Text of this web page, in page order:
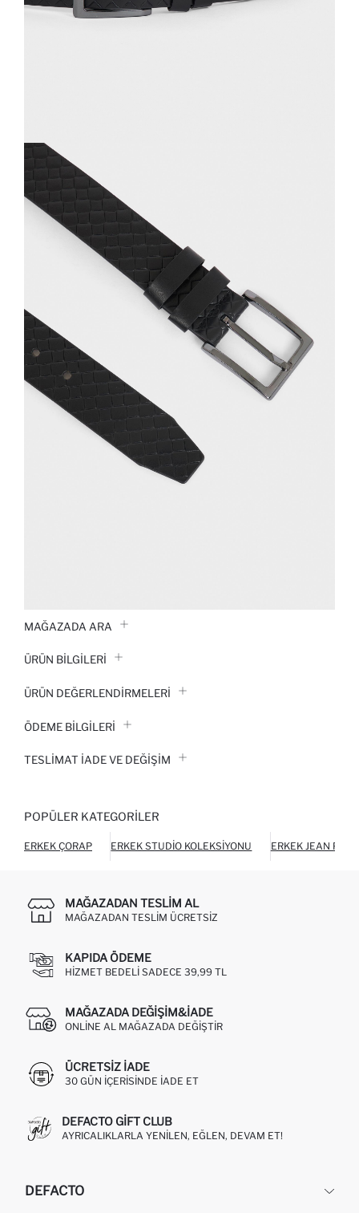
MAĞAZADA ARA
ÜRÜN BILGILERI
ÜRÜN DEĞERLENDİRMELERİ
ÖDEME BİLGİLERİ
TESLIMAT İADE VE DEĞIŞIM
POPÜLER KATEGORILER
ERKEK ÇORAP ERKEK STUDIO KOLEKSIYONU ERKEK JEAN
MAĞAZADAN TESLIM AL
MAĞAZADAN TESLIM ÜCRETSIZ
KAPIDA ÖDEME
HIZMET BEDELI SADECE 39,99 TL
MAĞAZADA DEĞIŞIM&İADE
ONLINE AL MAĞAZADA DEĞIŞTIR
ÜCRETSIZ IADE
30 GÜN IÇERISINDE IADE ET
DEFACTO GIFT CLUB
AYRICALIKLARLA YENILEN, EĞLEN, DEVAM ET!
DEFACTO